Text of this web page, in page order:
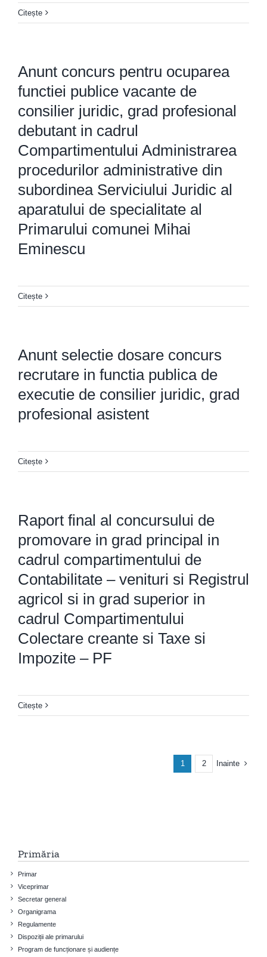
Citește
Anunt concurs pentru ocuparea
functiei publice vacante de
consilier juridic, grad profesional
debutant in cadrul
Compartimentului Administrarea
procedurilor administrative din
subordinea Serviciului Juridic al
aparatului de specialitate al
Primarului comunei Mihai
Eminescu
Citește
Anunt selectie dosare concurs
recrutare in functia publica de
executie de consilier juridic, grad
profesional asistent
Citește
Raport final al concursului de
promovare in grad principal in
cadrul compartimentului de
Contabilitate – venituri si Registrul
agricol si in grad superior in
cadrul Compartimentului
Colectare creante si Taxe si
Impozite – PF
Citește
1 2 Inainte
Primăria
Primar
Viceprimar
Secretar general
Organigrama
Regulamente
Dispoziții ale primarului
Program de funcționare și audiențe